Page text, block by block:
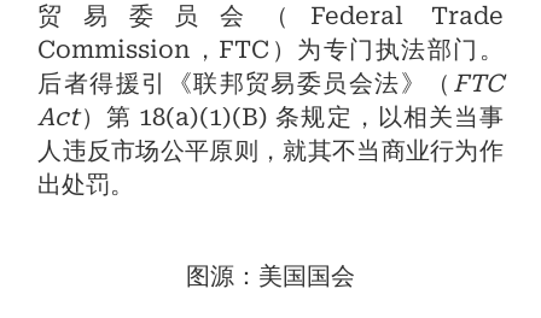
贸易委员会（Federal Trade
Commission，FTC）为专门执法部门。
后者得援引《联邦贸易委员会法》（ FTC
Act）第 18(a)(1)(B) 条规定，以相关当事
人违反市场公平原则，就其不当商业行为作
出处罚。
图源：美国国会